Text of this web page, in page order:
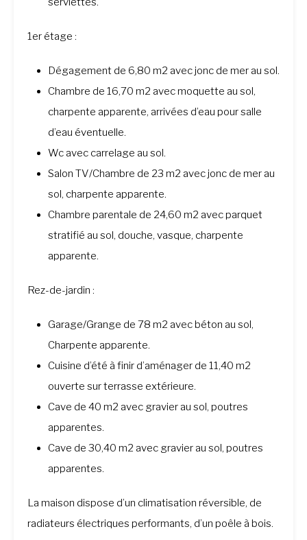
1er étage :
Dégagement de 6,80 m2 avec jonc de mer au sol.
Chambre de 16,70 m2 avec moquette au sol,
charpente apparente, arrivées d’eau pour salle
d’eau éventuelle.
Wc avec carrelage au sol.
Salon TV/Chambre de 23 m2 avec jonc de mer au
sol, charpente apparente.
Chambre parentale de 24,60 m2 avec parquet
stratifié au sol, douche, vasque, charpente
apparente.
Rez-de-jardin :
Garage/Grange de 78 m2 avec béton au sol,
Charpente apparente.
Cuisine d’été à finir d’aménager de 11,40 m2
ouverte sur terrasse extérieure.
Cave de 40 m2 avec gravier au sol, poutres
apparentes.
Cave de 30,40 m2 avec gravier au sol, poutres
apparentes.
La maison dispose d’un climatisation réversible, de
radiateurs électriques performants, d’un poêle à bois.